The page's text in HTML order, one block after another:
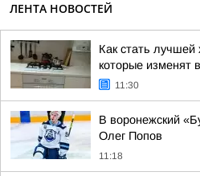
ЛЕНТА НОВОСТЕЙ
Как стать лучшей
которые
11:30
В воронежский
Олег Попов
11:18